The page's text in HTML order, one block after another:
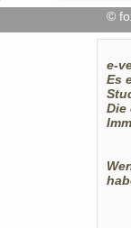
©
e-
Es
Die